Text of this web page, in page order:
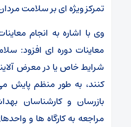
تمرکز ویژه ای بر سلامت
وی با اشاره به انجام
معاینات دوره ای افزود:
شرایط خاص یا در معرض
کنند، به طور منظم
بازرسان و کارشناسان
مراجعه به کارگاه ها و